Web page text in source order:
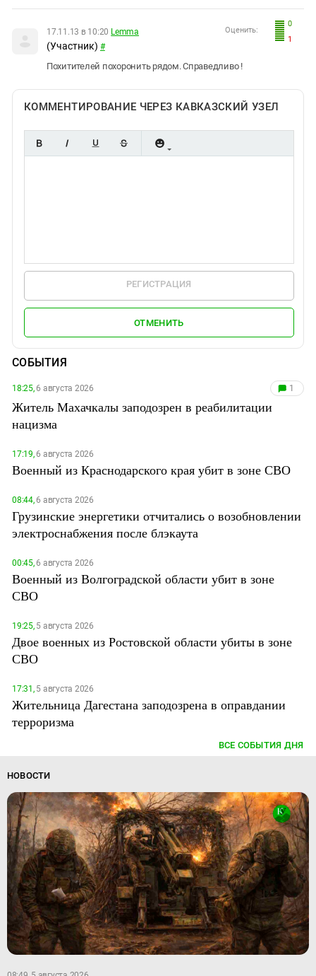
0
1
Оценить:
17.11.13 в 10:20 Lemma
(Участник) #
Похитителей похоронить рядом. Справедливо !
КОММЕНТИРОВАНИЕ ЧЕРЕЗ КАВКАЗСКИЙ УЗЕЛ
РЕГИСТРАЦИЯ
ОТМЕНИТЬ
СОБЫТИЯ
18:25,6 августа 2026 1
Житель Махачкалы заподозрен в реабилитации
нацизма
17:19,6 августа 2026
Военный из Краснодарского края убит в зоне СВО
08:44,6 августа 2026
Грузинские энергетики отчитались о возобновлении
электроснабжения после блэкаута
00:45,6 августа 2026
Военный из Волгоградской области убит в зоне
СВО
19:25,5 августа 2026
Двое военных из Ростовской области убиты в зоне
СВО
17:31,5 августа 2026
Жительница Дагестана заподозрена в оправдании
терроризма
ВСЕ СОБЫТИЯ ДНЯ
НОВОСТИ